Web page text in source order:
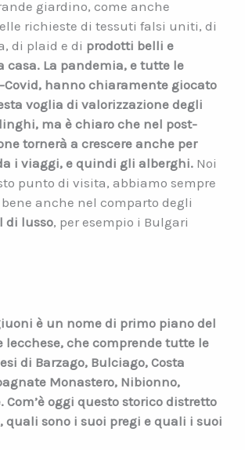
giardino, come anche
richieste di tessuti falsi uniti, di
di plaid e di prodotti belli e
casa. La pandemia, e tutte le
hanno chiaramente giocato
voglia di valorizzazione degli
ma è chiaro che nel post-
tornerà a crescere anche per
i viaggi, e quindi gli alberghi. Noi
punto di visita, abbiamo sempre
anche nel comparto degli
di lusso, per esempio i Bulgari
è un nome di primo piano del
lecchese, che comprende tutte le
di Barzago, Bulciago, Costa
Monastero, Nibionno,
Com’è oggi questo storico distretto
quali sono i suoi pregi e quali i suoi